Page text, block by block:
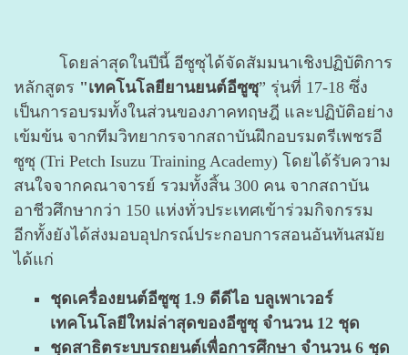
โดยล่าสุดในปีนี้ อีซูซุได้จัดสัมมนาเชิงปฏิบัติการ
หลักสูตร "เทคโนโลยียานยนต์อีซูซุ” รุ่นที่ 17-18 ซึ่ง
เป็นการอบรมทั้งในส่วนของภาคทฤษฎี และปฏิบัติอย่าง
เข้มข้น จากทีมวิทยากรจากสถาบันฝึกอบรมตรีเพชรอี
ซูซุ (Tri Petch Isuzu Training Academy) โดยได้รับความ
สนใจจากคณาจารย์ รวมทั้งสิ้น 300 คน จากสถาบัน
อาชีวศึกษากว่า 150 แห่งทั่วประเทศเข้าร่วมกิจกรรม
อีกทั้งยังได้ส่งมอบอุปกรณ์ประกอบการสอนอันทันสมัย
ได้แก่
ชุดเครื่องยนต์อีซูซุ 1.9 ดีดีไอ บลูเพาเวอร์
เทคโนโลยีใหม่ล่าสุดของอีซูซุ จำนวน 12 ชุด
ชุดสาธิตระบบรถยนต์เพื่อการศึกษา จำนวน 6 ชุด